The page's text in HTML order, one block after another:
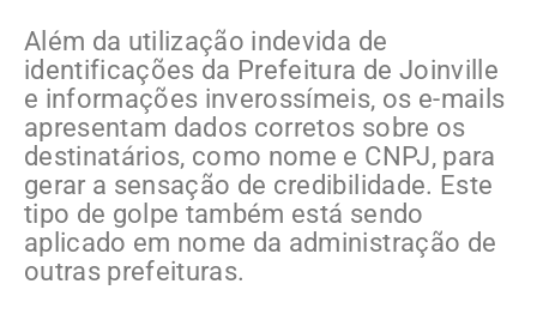
Além da utilização indevida de
identificações da Prefeitura de Joinville
e informações inverossímeis, os e-mails
apresentam dados corretos sobre os
destinatários, como nome e CNPJ, para
gerar a sensação de credibilidade. Este
tipo de golpe também está sendo
aplicado em nome da administração de
outras prefeituras.